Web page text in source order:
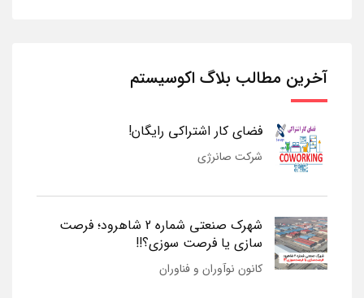
آخرین مطالب بلاگ اکوسیستم
فضای کار اشتراکی رایگان!
شرکت صانرژی
شهرک صنعتی شماره 2 شاهرود؛ فرصت
سازی یا فرصت سوزی؟!!
کانون نوآوران و فناوران